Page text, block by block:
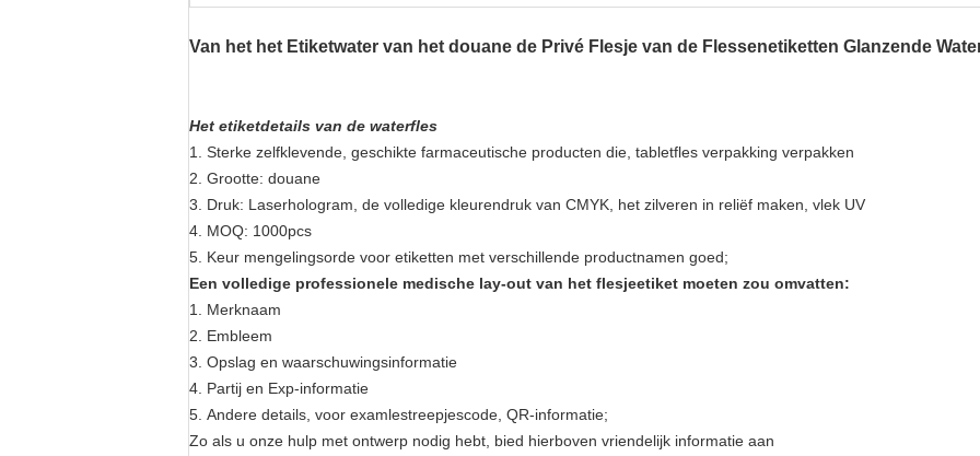
Van het het Etiketwater van het douane de Privé Flesje van de Flessenetiketten Glanzende
Het etiketdetails van de waterfles
1. Sterke zelfklevende, geschikte farmaceutische producten die, tabletfles verpakking verpakken
2. Grootte: douane
3. Druk: Laserhologram, de volledige kleurendruk van CMYK, het zilveren in reliëf maken, vlek UV
4. MOQ: 1000pcs
5. Keur mengelingsorde voor etiketten met verschillende productnamen goed;
Een volledige professionele medische lay-out van het flesjeetiket moeten zou omvatten:
1. Merknaam
2. Embleem
3. Opslag en waarschuwingsinformatie
4. Partij en Exp-informatie
5. Andere details, voor examlestreepjescode, QR-informatie;
Zo als u onze hulp met ontwerp nodig hebt, bied hierboven vriendelijk informatie aan